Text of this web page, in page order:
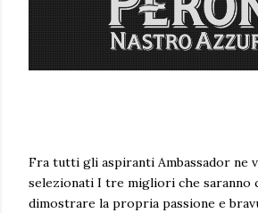
Fra tutti gli aspiranti Ambassador ne
selezionati I tre migliori che saranno
dimostrare la propria passione e